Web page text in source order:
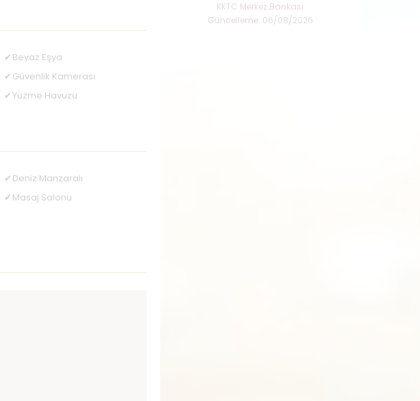
Beyaz Eşya
Güvenlik Kamerası
Yüzme Havuzu
Deniz Manzaralı
Masaj Salonu
KKTC Merkez Bankası
Güncelleme: 06/08/2026